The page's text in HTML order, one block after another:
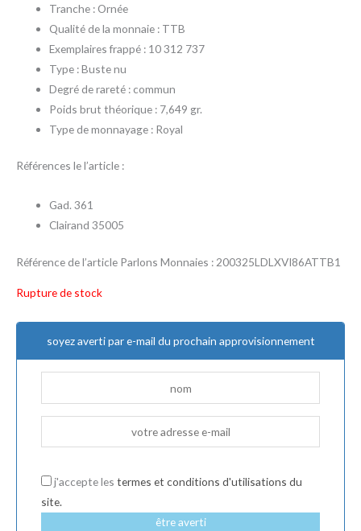
Tranche : Ornée
Qualité de la monnaie : TTB
Exemplaires frappé : 10 312 737
Type : Buste nu
Degré de rareté : commun
Poids brut théorique : 7,649 gr.
Type de monnayage : Royal
Références le l’article :
Gad. 361
Clairand 35005
Référence de l’article Parlons Monnaies : 200325LDLXVI86ATTB1
Rupture de stock
soyez averti par e-mail du prochain approvisionnement
j'accepte les termes et conditions d'utilisations du
site.
être averti